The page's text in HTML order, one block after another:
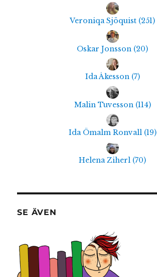
Veroniqa Sjöquist (251)
Oskar Jonsson (20)
Ida Åkesson (7)
Malin Tuvesson (114)
Ida Ömalm Ronvall (19)
Helena Ziherl (70)
SE ÄVEN